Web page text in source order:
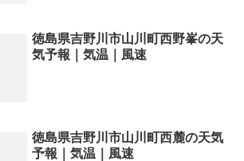
徳島県吉野川市山川町西野峯の天
気予報｜気温｜風速
徳島県吉野川市山川町西麓の天気
予報｜気温｜風速